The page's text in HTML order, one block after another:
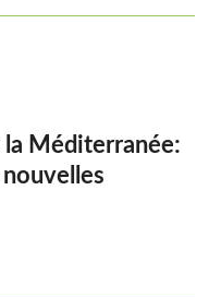
la Méditerranée: